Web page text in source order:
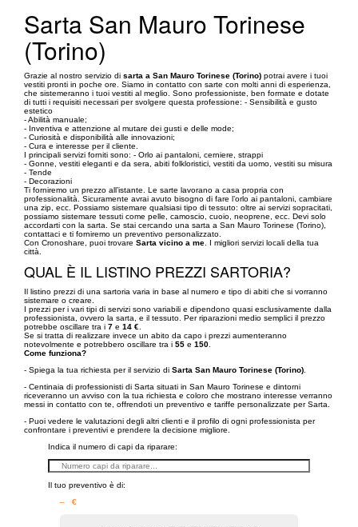
Sarta San Mauro Torinese
(Torino)
Grazie al nostro servizio di sarta a San Mauro Torinese (Torino) potrai avere i tuoi
vestiti pronti in poche ore. Siamo in contatto con sarte con molti anni di esperienza,
che sistemeranno i tuoi vestiti al meglio. Sono professioniste, ben formate e dotate
di tutti i requisiti necessari per svolgere questa professione: - Sensibilità e gusto
estetico
- Abilità manuale;
- Inventiva e attenzione al mutare dei gusti e delle mode;
- Curiosità e disponibilità alle innovazioni;
- Cura e interesse per il cliente.
I principali servizi forniti sono: - Orlo ai pantaloni, cerniere, strappi
- Gonne, vestiti eleganti e da sera, abiti folkloristici, vestiti da uomo, vestiti su misura
- Tende
- Decorazioni
Ti forniremo un prezzo all’istante. Le sarte lavorano a casa propria con
professionalità. Sicuramente avrai avuto bisogno di fare l’orlo ai pantaloni, cambiare
una zip, ecc. Possiamo sistemare qualsiasi tipo di tessuto: oltre ai servizi sopracitati,
possiamo sistemare tessuti come pelle, camoscio, cuoio, neoprene, ecc. Devi solo
accordarti con la sarta. Se stai cercando una sarta a San Mauro Torinese (Torino),
contattaci e ti forniremo un preventivo personalizzato.
Con Cronoshare, puoi trovare Sarta vicino a me . I migliori servizi locali della tua
città.
QUAL È IL LISTINO PREZZI SARTORIA?
Il listino prezzi di una sartoria varia in base al numero e tipo di abiti che si vorranno
sistemare o creare.
I prezzi per i vari tipi di servizi sono variabili e dipendono quasi esclusivamente dalla
professionista, ovvero la sarta, e il tessuto. Per riparazioni medio semplici il prezzo
potrebbe oscillare tra i 7 e 14 €
Se si tratta di realizzare invece un abito da capo i prezzi aumenteranno
notevolmente e potrebbero oscillare tra i 55 e 150
Come funziona?
- Spiega la tua richiesta per il servizio di Sarta San Mauro Torinese (Torino)
- Centinaia di professionisti di Sarta situati in San Mauro Torinese e dintorni
riceveranno un avviso con la tua richiesta e coloro che mostrano interesse verranno
messi in contatto con te, offrendoti un preventivo e tariffe personalizzate per Sarta.
- Puoi vedere le valutazioni degli altri clienti e il profilo di ogni professionista per
confrontare i preventivi e prendere la decisione migliore.
Indica il numero di capi da riparare:
Il tuo preventivo è di:
– €